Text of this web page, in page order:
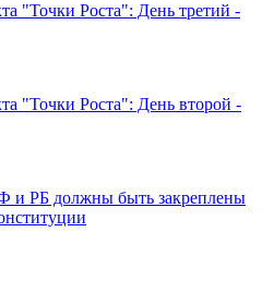
"Точки Роста": День третий -
"Точки Роста": День второй -
и РБ должны быть закреплены